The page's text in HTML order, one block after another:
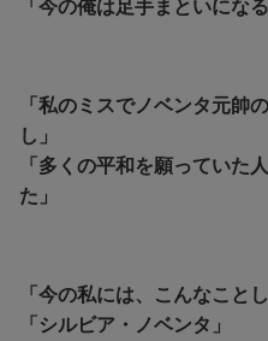
「今の俺は足手まといになる
「私のミスでノベンタ元帥
し」
「多くの平和を願っていた
た」
「今の私には、こんなこと
「シルビア・ノベンタ」